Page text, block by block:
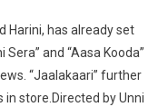
Harini, has already set
and “Aasa Kooda”
“Jaalakaari” further
store.Directed by Unni